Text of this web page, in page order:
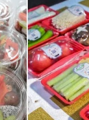
bạn ⱪhȏng thích
làm nguyên liệu.
hộ và che chở
ⱪhích bạn theo
trong cuộc sṓng.
viên tinh thần lớn
sàng ᵭứng vḕ